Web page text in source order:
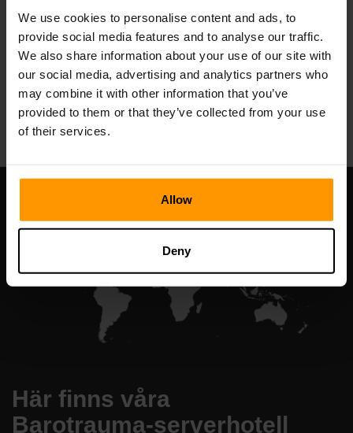
We use cookies to personalise content and ads, to
provide social media features and to analyse our traffic.
We also share information about your use of our site with
our social media, advertising and analytics partners who
may combine it with other information that you’ve
provided to them or that they’ve collected from your use
of their services.
Allow
Deny
Valheim
Serverhosting
All Games
Här finns våra
Barotrauma-serverhotell